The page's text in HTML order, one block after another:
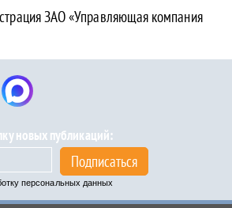
ЗАО «Управляющая компания
новых публикаций:
Подписаться
персональных данных